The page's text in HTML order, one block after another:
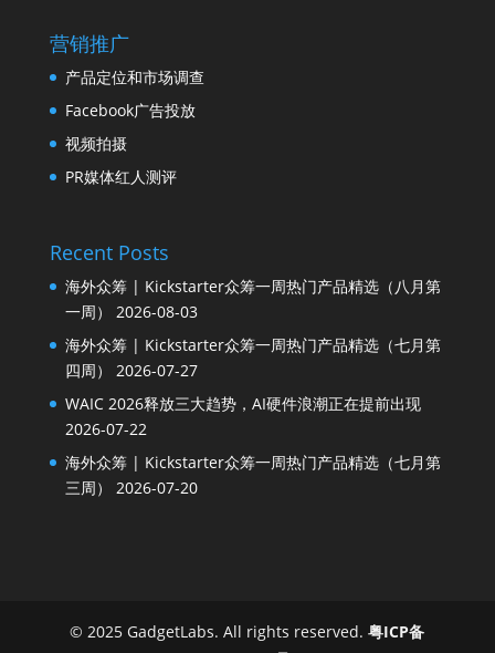
营销推广
产品定位和市场调查
Facebook广告投放
视频拍摄
PR媒体红人测评
Recent Posts
海外众筹 | Kickstarter众筹一周热门产品精选（八月第
一周）
2026-08-03
海外众筹 | Kickstarter众筹一周热门产品精选（七月第
四周）
2026-07-27
WAIC 2026释放三大趋势，AI硬件浪潮正在提前出现
2026-07-22
海外众筹 | Kickstarter众筹一周热门产品精选（七月第
三周）
2026-07-20
© 2025 GadgetLabs. All rights reserved.粤ICP备